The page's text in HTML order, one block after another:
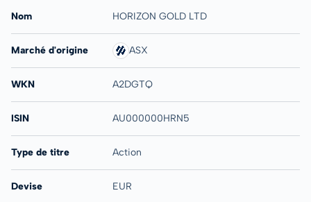
Nom HORIZON GOLD LTD
Marché d'origine ASX
WKN A2DGTQ
ISIN AU000000HRN5
Type de titre Action
Devise EUR